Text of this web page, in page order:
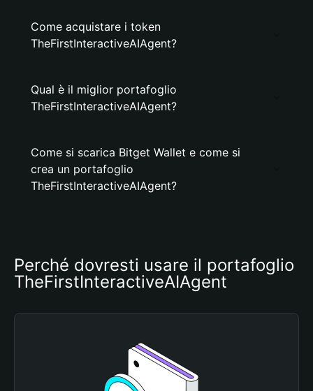
Come acquistare i token
TheFirstInteractiveAIAgent?
Qual è il miglior portafoglio
TheFirstInteractiveAIAgent?
Come si scarica Bitget Wallet e come si
crea un portafoglio
TheFirstInteractiveAIAgent?
Perché dovresti usare il portafoglio
TheFirstInteractiveAIAgent